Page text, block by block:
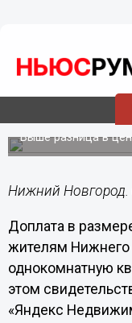
4,1 млн
однушки в
Выше разница в
Нижний Новгород.
Доплата в
жителям Нижнего
однокомнатную
этом
«Яндекс